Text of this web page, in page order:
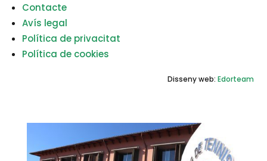
Contacte
Avís legal
Política de privacitat
Política de cookies
Disseny web: Edorteam